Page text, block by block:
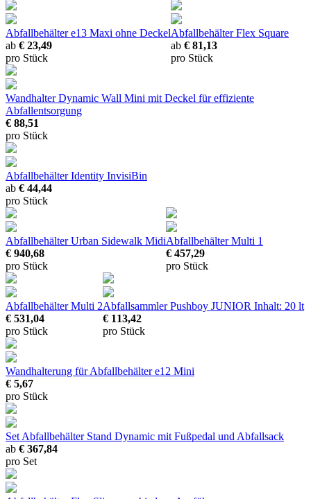
Abfallbehälter e13 Maxi ohne Deckel
ab € 23,49
pro Stück
Abfallbehälter Flex Square
ab € 81,13
pro Stück
Wandhalter Dynamic Wall Mini mit Deckel für effiziente
Abfallentsorgung
€ 88,51
pro Stück
Abfallbehälter Identity InvisiBin
ab € 44,44
pro Stück
Abfallbehälter Urban Sidewalk Midi
€ 940,68
pro Stück
Abfallbehälter Multi 1
€ 457,29
pro Stück
Abfallbehälter Multi 2
€ 531,04
pro Stück
Abfallsammler Pushboy JUNIOR Inhalt: 20 lt
€ 113,42
pro Stück
Wandhalterung für Abfallbehälter e12 Mini
€ 5,67
pro Stück
Set Abfallbehälter Stand Dynamic mit Fußpedal und Abfallsack
ab € 367,84
pro Set